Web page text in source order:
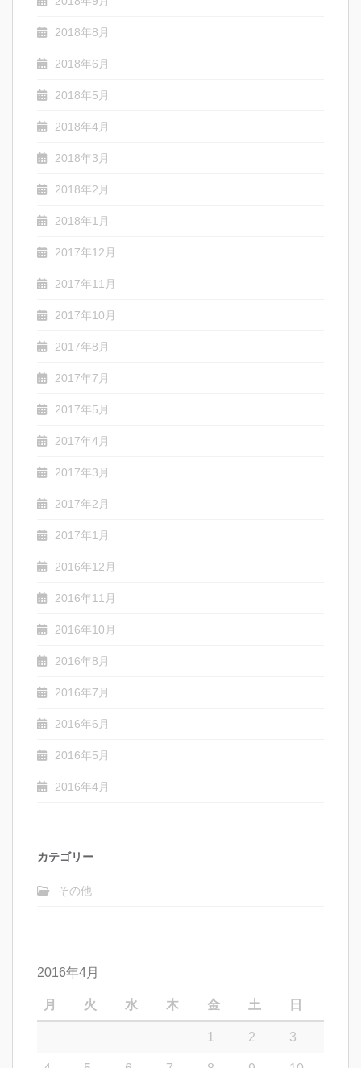
2018年8月
2018年6月
2018年5月
2018年4月
2018年3月
2018年2月
2018年1月
2017年12月
2017年11月
2017年10月
2017年8月
2017年7月
2017年5月
2017年4月
2017年3月
2017年2月
2017年1月
2016年12月
2016年11月
2016年10月
2016年8月
2016年7月
2016年6月
2016年5月
2016年4月
カテゴリー
その他
2016年4月
月 火 水 木 金 土 日
1 2 3